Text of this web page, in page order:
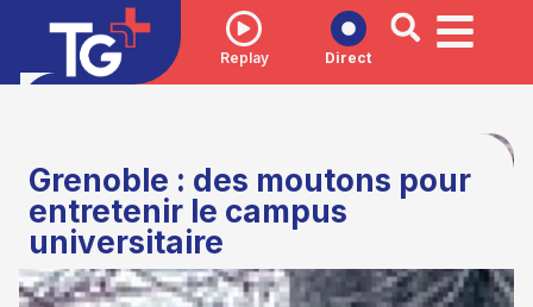
Replay Direct
Grenoble : des moutons pour
entretenir le campus
universitaire